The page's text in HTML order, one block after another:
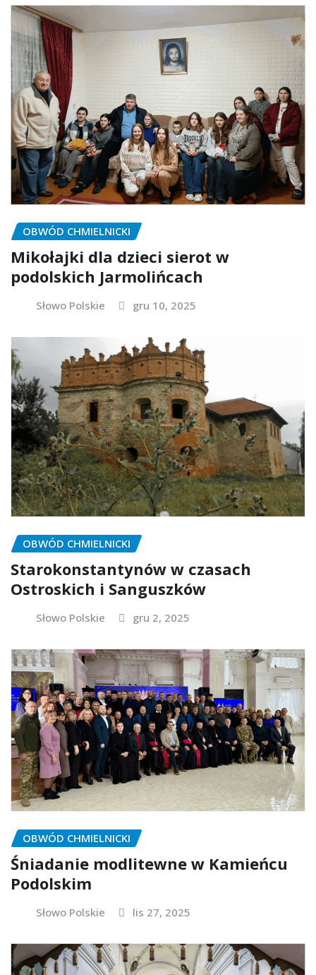
OBWÓD CHMIELNICKI
Mikołajki dla dzieci sierot w
podolskich Jarmolińcach
Słowo Polskie gru 10, 2025
OBWÓD CHMIELNICKI
Starokonstantynów w czasach
Ostroskich i Sanguszków
Słowo Polskie gru 2, 2025
OBWÓD CHMIELNICKI
Śniadanie modlitewne w Kamieńcu
Podolskim
Słowo Polskie lis 27, 2025